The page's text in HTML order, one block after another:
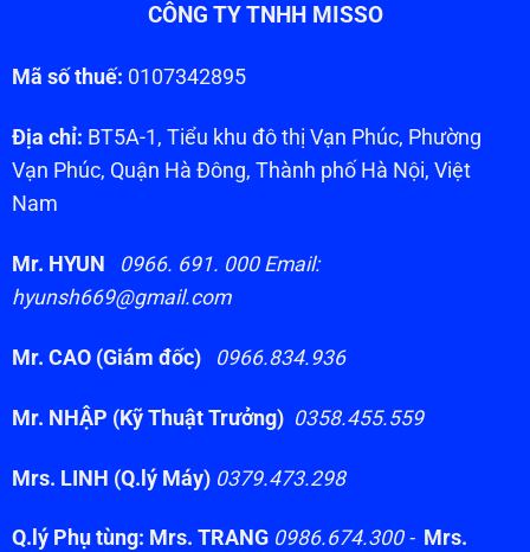
CÔNG TY TNHH MISSO
Mã số thuế: 0107342895
Địa chỉ: BT5A-1, Tiểu khu đô thị Vạn Phúc, Phường
Vạn Phúc, Quận Hà Đông, Thành phố Hà Nội, Việt
Nam
Mr. HYUN
0966. 691. 000 Email:
hyunsh669@gmail.com
Mr. CAO (Giám đốc) 0966.834.936
Mr. NHẬP (Kỹ Thuật Trưởng) 0358.455.559
Mrs. LINH (Q.lý Máy) 0379.473.298
Q.lý Phụ tùng: Mrs. TRANG 0986.674.300 - Mrs.